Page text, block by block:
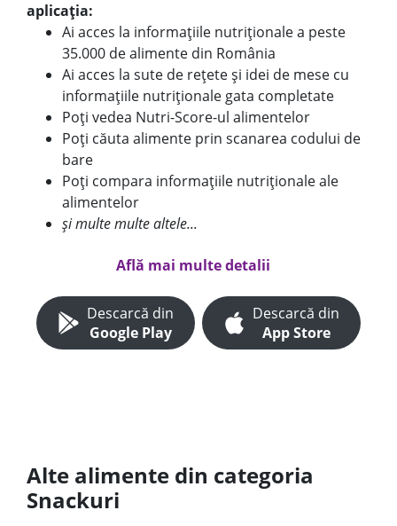
aplicația:
Ai acces la informațiile nutriționale a peste
35.000 de alimente din România
Ai acces la sute de rețete și idei de mese cu
informațiile nutriționale gata completate
Poți vedea Nutri-Score-ul alimentelor
Poți căuta alimente prin scanarea codului de
bare
Poți compara informațiile nutriționale ale
alimentelor
și multe multe altele...
Află mai multe detalii
Descarcă din
Google Play
Descarcă din
App Store
Alte alimente din categoria
Snackuri